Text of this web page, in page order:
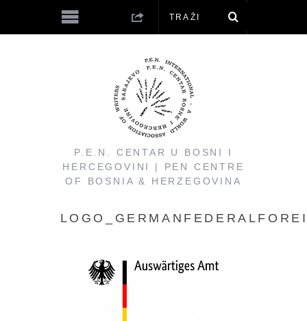
P.E.N. CENTAR U BOSNI I
HERCEGOVINI | PEN CENTRE
OF BOSNIA & HERZEGOVINA